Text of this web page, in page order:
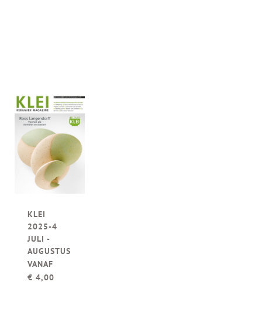
KLEI
2025-4
JULI -
AUGUSTUS
VANAF
€ 4,00